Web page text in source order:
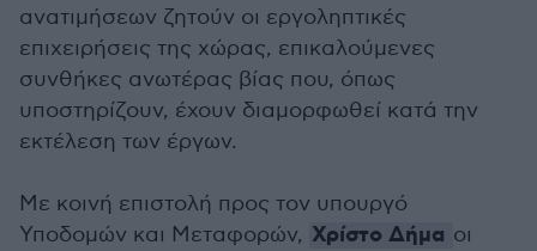
ανατιμήσεων ζητούν οι εργοληπτικές
επιχειρήσεις της χώρας, επικαλούμενες
συνθήκες ανωτέρας βίας που, όπως
υποστηρίζουν, έχουν διαμορφωθεί κατά την
εκτέλεση των έργων.
Με κοινή επιστολή προς τον υπουργό
Υποδομών και Μεταφορών, Χρίστο Δήμα οι